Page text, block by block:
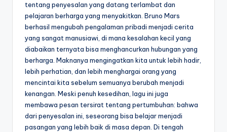
tentang penyesalan yang datang terlambat dan
pelajaran berharga yang menyakitkan. Bruno Mars
berhasil mengubah pengalaman pribadi menjadi cerita
yang sangat manusiawi, di mana kesalahan kecil yang
diabaikan ternyata bisa menghancurkan hubungan yang
berharga. Maknanya mengingatkan kita untuk lebih hadir,
lebih perhatian, dan lebih menghargai orang yang
mencintai kita sebelum semuanya berubah menjadi
kenangan. Meski penuh kesedihan, lagu ini juga
membawa pesan tersirat tentang pertumbuhan: bahwa
dari penyesalan ini, seseorang bisa belajar menjadi
pasangan yang lebih baik di masa depan. Di tengah